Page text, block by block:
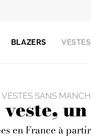
BLAZERS VESTES
VESTES SANS
en France à